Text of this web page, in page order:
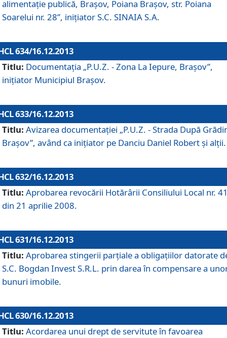
alimentaţie publică, Braşov, Poiana Braşov, str. Poiana
Soarelui nr. 28”, iniţiator S.C. SINAIA S.A.
634/16.12.2013
Titlu: Documentaţia „P.U.Z. - Zona La Iepure, Braşov”,
iniţiator Municipiul Braşov.
633/16.12.2013
Titlu: Avizarea documentaţiei „P.U.Z. - Strada După
Braşov”, având ca iniţiator pe Danciu Daniel Robert şi alţii.
632/16.12.2013
Titlu: Aprobarea revocării Hotărârii Consiliului Local nr.
din 21 aprilie 2008.
631/16.12.2013
Titlu: Aprobarea stingerii parţiale a obligaţiilor datorate
S.C. Bogdan Invest S.R.L. prin darea în compensare a
bunuri imobile.
630/16.12.2013
Titlu: Acordarea unui drept de servitute în favoarea